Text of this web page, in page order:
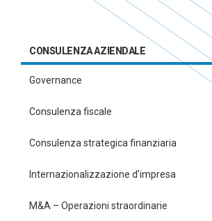
CONSULENZA AZIENDALE
Governance
Consulenza fiscale
Consulenza strategica finanziaria
Internazionalizzazione d’impresa
M&A – Operazioni straordinarie